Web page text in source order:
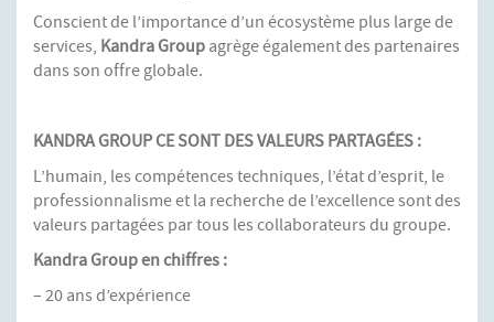
Conscient de l’importance d’un écosystème plus large de
services, Kandra Group agrège également des partenaires
dans son offre globale.
KANDRA GROUP CE SONT DES VALEURS PARTAGÉES :
L’humain, les compétences techniques, l’état d’esprit, le
professionnalisme et la recherche de l’excellence sont des
valeurs partagées par tous les collaborateurs du groupe.
Kandra Group en chiffres :
– 20 ans d’expérience